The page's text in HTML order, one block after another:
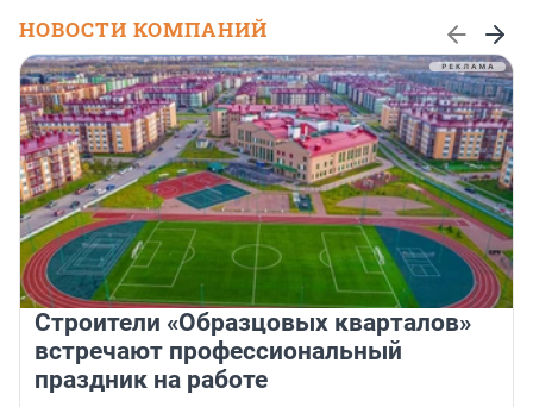
НОВОСТИ КОМПАНИЙ
Строители «Образцовых кварталов»
встречают профессиональный
праздник на работе